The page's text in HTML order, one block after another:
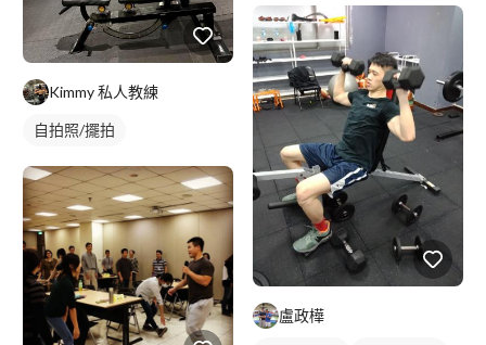
Kimmy 私人教練
自拍照/擺拍
盧政樺